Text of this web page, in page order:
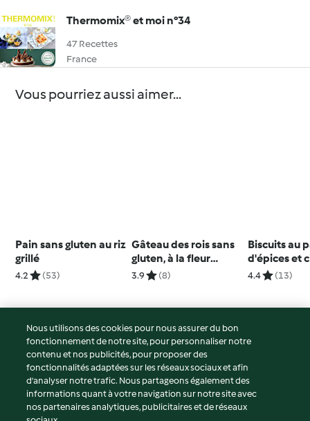
Thermomix® et moi n°34
47 Recettes
France
Vous pourriez aussi aimer...
Pain sans gluten au riz
grillé
4.2 (53)
Gâteau des rois sans
gluten, à la fleur
d'oranger et aux
3.9 (8)
Biscuits au
d'épices et
chaud épicé
4.4 (13)
© Copyright 2026
Conditions d'utilisation
Politique de confidentialité
Non-responsabilité
Nous utilisons des cookies pour nous assurer du bon
fonctionnement de notre site, pour personnaliser notre
contenu et nos publicités, pour proposer des
fonctionnalités adaptées sur les réseaux sociaux et afin
d’analyser notre trafic. Nous partageons également des
informations quant à votre navigation sur notre site avec
nos partenaires analytiques, publicitaires et de réseaux